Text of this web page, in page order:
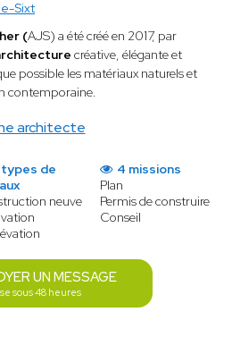
architecte
Sixt
(AJS) a été créé en 2017, par
créative, élégante et
possible les matériaux naturels et
contemporaine.
types de
neuve
4 missions
Plan
Permis de construire
Conseil
UN MESSAGE
sous 48 heures